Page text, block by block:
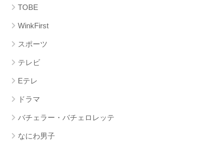
TOBE
WinkFirst
スポーツ
テレビ
Eテレ
ドラマ
バチェラー・バチェロレッテ
なにわ男子